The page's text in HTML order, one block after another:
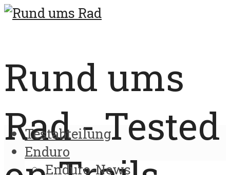
Rund ums
Rad - Tested
Testabteilung
Enduro
Enduro-News